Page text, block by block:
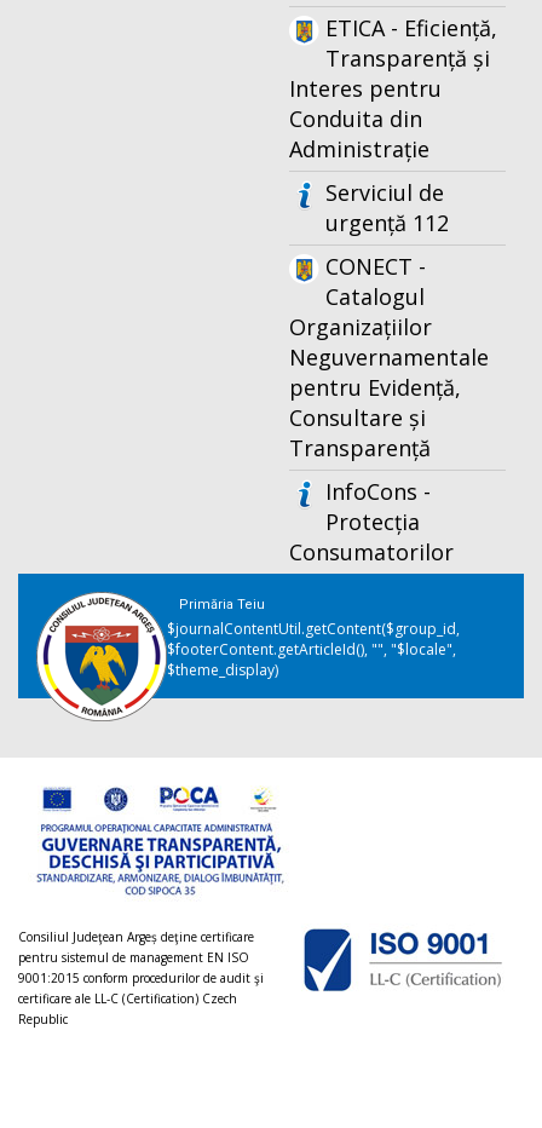
ETICA - Eficiență,
Transparență și
Interes pentru
Conduita din
Administrație
Serviciul de
urgență 112
CONECT -
Catalogul
Organizațiilor
Neguvernamentale
pentru Evidență,
Consultare și
Transparență
InfoCons -
Protecția
Consumatorilor
Primăria Teiu
$journalContentUtil.getContent($group_id,
$footerContent.getArticleId(), "", "$locale",
$theme_display)
Consiliul Judeţean Argeș deţine certificare
pentru sistemul de management EN ISO
9001:2015 conform procedurilor de audit şi
certificare ale LL-C (Certification) Czech
Republic